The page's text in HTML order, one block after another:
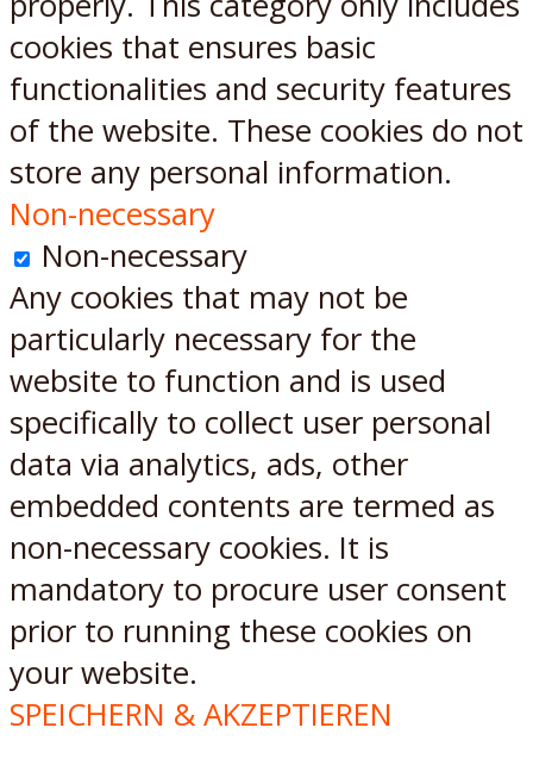
cookies that ensures basic
functionalities and security features
of the website. These cookies do not
store any personal information.
Non-necessary
Non-necessary
Any cookies that may not be
particularly necessary for the
website to function and is used
specifically to collect user personal
data via analytics, ads, other
embedded contents are termed as
non-necessary cookies. It is
mandatory to procure user consent
prior to running these cookies on
your website.
SPEICHERN & AKZEPTIEREN